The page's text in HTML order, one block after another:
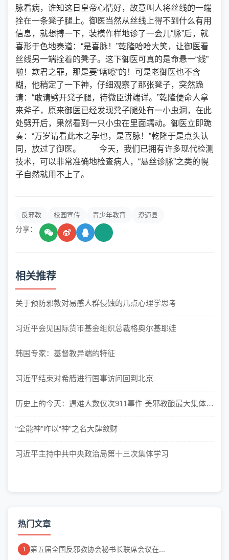
脉看病，谁知这日皇帝心情好，故意叫人将丝线的一端
拴在一条凳子腿上。御医当然从丝线上得不到什么有用
信息，就想搏一下，装模作样地诊了一会儿“脉”后，就
喜形于色地奏道：“是喜脉！”乾隆哈哈大笑，让御医看
丝线另一端拴着的凳子。这下御医可真的是命悬一“线”
啦！欺君之罪，那是要“喀嚓”的！可是老御医也不含
糊，他稍定了一下神，仔细观察了那张凳子，突然跪
请：“敢请劈开凳子腿，待微臣讲端详。”乾隆便命人拿
来斧子，原来御医已经发现凳子腿处有一小虫洞，在此
处劈开后，果然看到一只小虫在里面蠕动。御医立即跪
奏：“万岁请看此木之孕也，是喜脉！”乾隆于是点头认
同，放过了御医。 今天，我们已拥有许多现代检测
技术，可以非常准确地检查病人，“悬丝诊脉”之类的幌
子自然就用不上了。
反邪教 校园宣传 青少年教育 澄迈县
分享：
相关推荐
关于预防邪教对易感人群侵蚀的几点心理学思考
习近平会见国际货币基金组织总裁格奥尔基耶娃
韩国专家：基督教异端的特征
习近平结束对希腊进行国事访问回到北京
历史上的今天：遇难人数仅次911事件 美邪教酿最大集体自
“全能神”咋以“神”之名大肆敛财
习近平主持中共中央政治局第十三次集体学习
热门文章
1 第五届全国反邪教协会秘书长联席会议在...